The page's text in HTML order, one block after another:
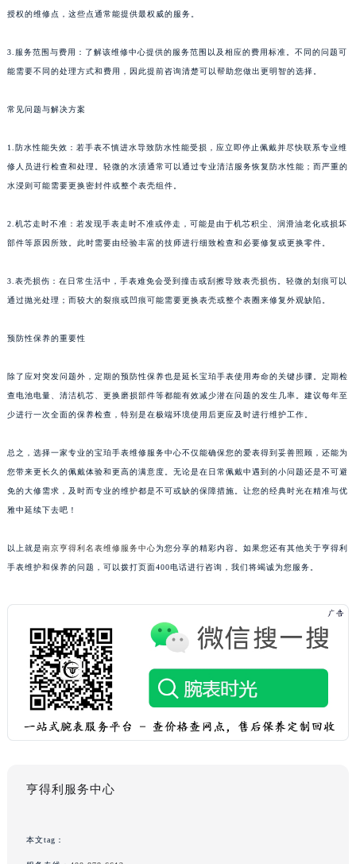
授权的维修点，这些点通常能提供最权威的服务。
3.服务范围与费用：了解该维修中心提供的服务范围以及相应的费用标准。不同的问题可
能需要不同的处理方式和费用，因此提前咨询清楚可以帮助您做出更明智的选择。
常见问题与解决方案
1.防水性能失效：若手表不慎进水导致防水性能受损，应立即停止佩戴并尽快联系专业维
修人员进行检查和处理。轻微的水渍通常可以通过专业清洁服务恢复防水性能；而严重的
水浸则可能需要更换密封件或整个表壳组件。
2.机芯走时不准：若发现手表走时不准或停走，可能是由于机芯积尘、润滑油老化或损坏
部件等原因所致。此时需要由经验丰富的技师进行细致检查和必要修复或更换零件。
3.表壳损伤：在日常生活中，手表难免会受到撞击或刮擦导致表壳损伤。轻微的划痕可以
通过抛光处理；而较大的裂痕或凹痕可能需要更换表壳或整个表圈来修复外观缺陷。
预防性保养的重要性
除了应对突发问题外，定期的预防性保养也是延长宝珀手表使用寿命的关键步骤。定期检
查电池电量、清洁机芯、更换磨损部件等都能有效减少潜在问题的发生几率。建议每年至
少进行一次全面的保养检查，特别是在极端环境使用后更应及时进行维护工作。
总之，选择一家专业的宝珀手表维修服务中心不仅能确保您的爱表得到妥善照顾，还能为
您带来更长久的佩戴体验和更高的满意度。无论是在日常佩戴中遇到的小问题还是不可避
免的大修需求，及时而专业的维护都是不可或缺的保障措施。让您的经典时光在精准与优
雅中延续下去吧！
以上就是南京亨得利名表维修服务中心为您分享的精彩内容。如果您还有其他关于亨得利
手表维护和保养的问题，可以拨打页面400电话进行咨询，我们将竭诚为您服务。
亨得利服务中心
本文tag：